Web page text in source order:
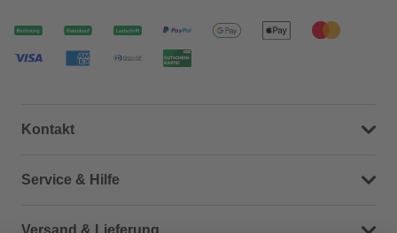
Kontakt
Dein Kontakt zu uns
Service & Hilfe
Häufige Fragen (FAQ)